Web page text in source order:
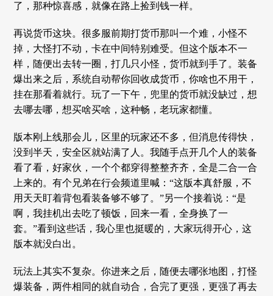
了，那种惊喜感，就像在路上捡到钱一样。
再说货币这块。很多服前期打货币那叫一个难，小怪不
掉，大怪打不动，卡在中间特别难受。但这个版本不一
样，随便出去转一圈，打几只小怪，货币就到手了。装备
爆出来之后，系统自动帮你回收成货币，你啥也不用干，
挂在那看着就行。玩了一下午，兜里的货币就没缺过，想
去哪去哪，想买啥买啥，这种畅，老玩家都懂。
版本刚上线那会儿，区里的玩家还不多，但消息传得快，
没到半天，安全区就站满了人。我随手点开几个人的装备
看了看，好家伙，一个个都穿得整整齐齐，全是二合一合
上来的。有个兄弟在行会频道里喊：“这版本真舒服，不
用天天盯着背包看装备够不够了。”另一个接着说：“是
啊，我挂机出去吃了顿饭，回来一看，全身换了一
套。”看到这些话，我心里也挺暖的，大家玩得开心，这
版本就没白出。
玩法上其实不复杂。你进来之后，随便去哪张地图，打怪
爆装备，两件相同的就自动合，合完了更强，更强了再去